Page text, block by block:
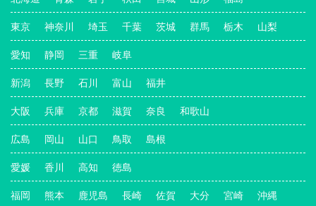
東京 神奈川 埼玉 千葉 茨城 群馬 栃木 山梨
愛知 静岡 三重 岐阜
新潟 長野 石川 富山 福井
大阪 兵庫 京都 滋賀 奈良 和歌山
広島 岡山 山口 鳥取 島根
愛媛 香川 高知 徳島
福岡 熊本 鹿児島 長崎 佐賀 大分 宮崎 沖縄